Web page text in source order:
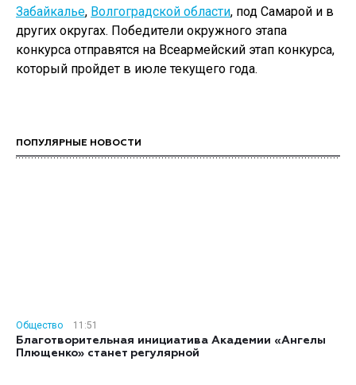
Забайкалье, Волгоградской области, под Самарой и в
других округах. Победители окружного этапа
конкурса отправятся на Всеармейский этап конкурса,
который пройдет в июле текущего года.
ПОПУЛЯРНЫЕ НОВОСТИ
Общество
11:51
Благотворительная инициатива Академии «Ангелы
Плющенко» станет регулярной